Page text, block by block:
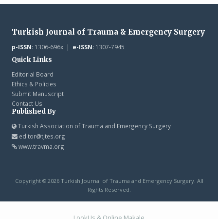
Turkish Journal of Trauma & Emergency Surgery
p-ISSN:1306-696x | e-ISSN:1307-7945
Quick Links
Editorial Board
Ethics & Policies
Submit Manuscript
Contact Us
Published By
Turkish Association of Trauma and Emergency Surgery
editor@tjtes.org
www.travma.org
Copyright © 2026 Turkish Journal of Trauma and Emergency Surgery. All
Rights Reserved.